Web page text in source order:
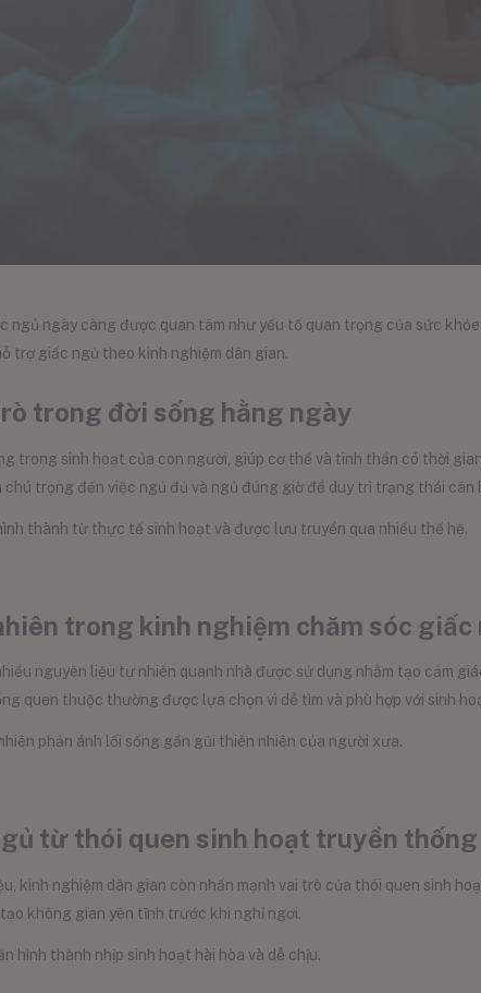
ngủ ngày càng được quan tâm như yếu tố quan trọng của sức
trợ giấc ngủ theo kinh nghiệm dân gian.
trong đời sống hằng ngày
trong sinh hoạt của con người, giúp cơ thể và tinh thần có thời
trọng đến việc ngủ đủ và ngủ đúng giờ để duy trì trạng thái cân
thành từ thực tế sinh hoạt và được lưu truyền qua nhiều thế hệ.
trong kinh nghiệm chăm sóc giấc
nguyên liệu tự nhiên quanh nhà được sử dụng nhằm tạo cảm
quen thuộc thường được lựa chọn vì dễ tìm và phù hợp với sinh
phản ánh lối sống gần gũi thiên nhiên của người xưa.
từ thói quen sinh hoạt truyền thống
kinh nghiệm dân gian còn nhấn mạnh vai trò của thói quen sinh
không gian yên tĩnh trước khi nghỉ ngơi.
hình thành nhịp sinh hoạt hài hòa và dễ chịu.